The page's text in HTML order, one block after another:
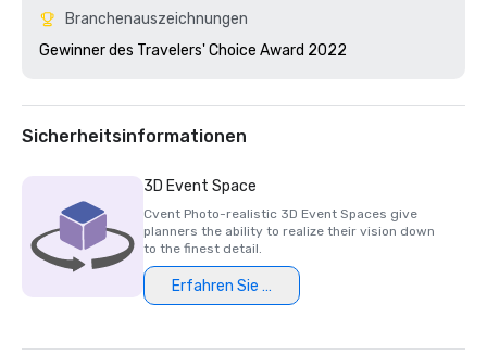
Branchenauszeichnungen
Gewinner des Travelers' Choice Award 2022
Sicherheitsinformationen
3D Event Space
Cvent Photo-realistic 3D Event Spaces give
planners the ability to realize their vision down
to the finest detail.
Erfahren Sie mehr